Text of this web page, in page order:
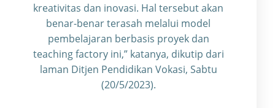
kreativitas dan inovasi. Hal tersebut akan
benar-benar terasah melalui model
pembelajaran berbasis proyek dan
teaching factory ini,” katanya, dikutip dari
laman Ditjen Pendidikan Vokasi, Sabtu
(20/5/2023).